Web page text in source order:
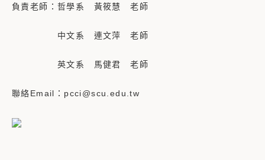
負責老師：哲學系 黃筱慧 老師
中文系 連文萍 老師
英文系 馬健君 老師
聯絡Email：pcci@scu.edu.tw